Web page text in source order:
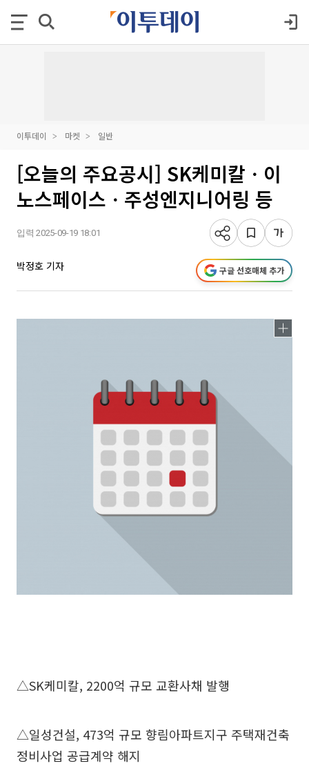
이투데이 마켓 일반
[오늘의 주요공시] SK케미칼ㆍ이
노스페이스ㆍ주성엔지니어링 등
입력 2025-09-19 18:01
박정호 기자 구글 선호매체 추가
△SK케미칼, 2200억 규모 교환사채 발행
△일성건설, 473억 규모 향림아파트지구 주택재건축
정비사업 공급계약 해지